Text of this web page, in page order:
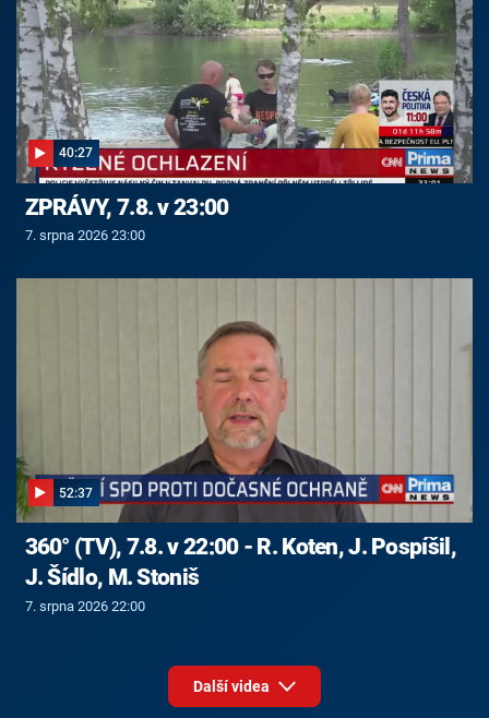
40:27
ZPRÁVY, 7.8. v 23:00
7. srpna 2026 23:00
52:37
360° (TV), 7.8. v 22:00 - R. Koten, J. Pospíšil,
J. Šídlo, M. Stoniš
7. srpna 2026 22:00
Další videa